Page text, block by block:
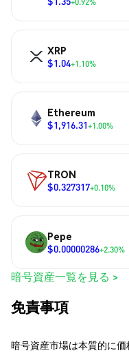
XRP
$1.04+1.10%
Ethereum
$1,916.31+1.00%
TRON
$0.327317+0.10%
Pepe
$0.00000286+2.30%
暗号資産一覧を見る >
免責事項
暗号資産市場は本質的に